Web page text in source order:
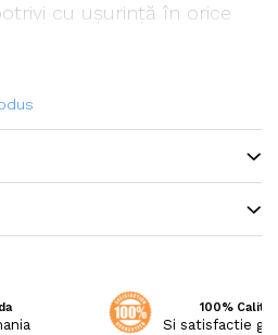
cu ușurință în orice
100%
Si satisfactie